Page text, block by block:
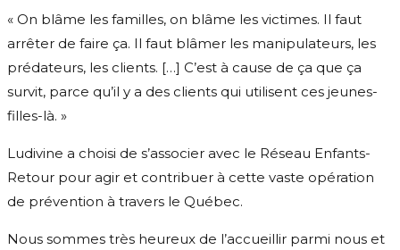
« On blâme les familles, on blâme les victimes. Il faut
arrêter de faire ça. Il faut blâmer les manipulateurs, les
prédateurs, les clients. […] C’est à cause de ça que ça
survit, parce qu’il y a des clients qui utilisent ces jeunes-
filles-là. »
Ludivine a choisi de s’associer avec le Réseau Enfants-
Retour pour agir et contribuer à cette vaste opération
de prévention à travers le Québec.
Nous sommes très heureux de l’accueillir parmi nous et